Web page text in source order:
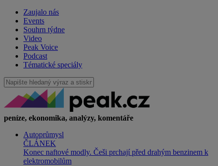
Zaujalo nás
Events
Souhrn týdne
Video
Peak Voice
Podcast
Tématické speciály
peníze, ekonomika, analýzy, komentáře
Autoprůmysl
ČLÁNEK
Konec naftové modly. Češi prchají před drahým benzinem k
elektromobilům